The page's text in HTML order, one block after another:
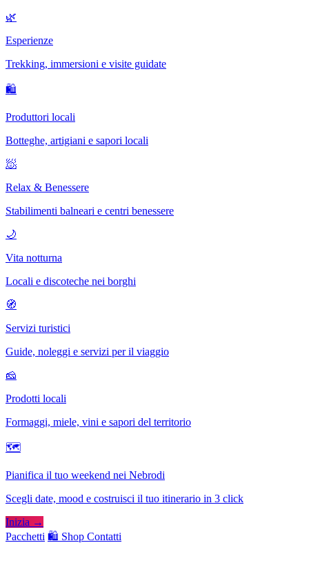
🌿
Esperienze
Trekking, immersioni e visite guidate
🛍
Produttori locali
Botteghe, artigiani e sapori locali
🧖
Relax & Benessere
Stabilimenti balneari e centri benessere
🌙
Vita notturna
Locali e discoteche nei borghi
🧭
Servizi turistici
Guide, noleggi e servizi per il viaggio
🧀
Prodotti locali
Formaggi, miele, vini e sapori del territorio
🗺
Pianifica il tuo weekend nei Nebrodi
Scegli date, mood e costruisci il tuo itinerario in 3 click
Inizia →
Pacchetti 🛍️ Shop Contatti